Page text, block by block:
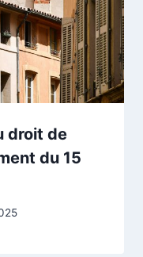
droit de
du 15